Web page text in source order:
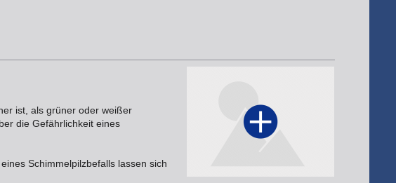
ist, als grüner oder weißer
die Gefährlichkeit eines
eines Schimmelpilzbefalls lassen sich